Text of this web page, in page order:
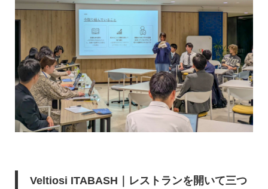
Veltiosi ITABASH｜レストランを開いて三つ